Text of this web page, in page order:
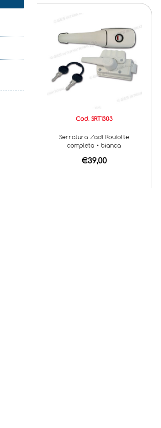
Cod. SRT1303
Serratura Zadi Roulotte
completa • bianca
€39,00